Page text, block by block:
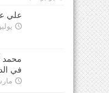
علي
يوليو 8, 2023
محمد قصاص